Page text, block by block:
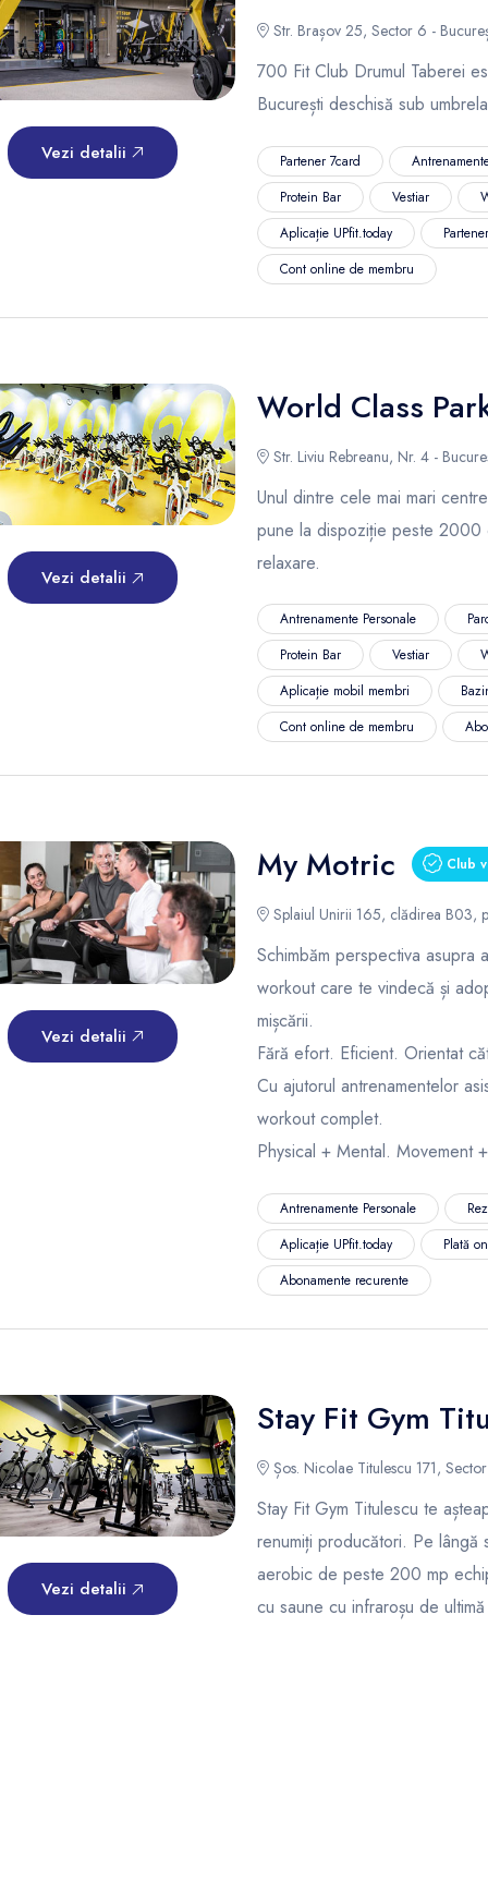
Vezi detalii
Str. Brașov 25, Sector 6 -
700 Fit Club Drumul Taberei
București deschisă sub
Partener 7card
Protein Bar
Vestiar
Aplicație UPfit.today
Cont online de membru
Vezi detalii
World Class
Str. Liviu Rebreanu, Nr. 4 -
Unul dintre cele mai mari
pune la dispoziție peste 2000
relaxare.
Antrenamente Personale
Protein Bar
Vestiar
Aplicație mobil membri
Cont online de membru
Vezi detalii
My Motric Club
Splaiul Unirii 165, clădirea B03,
Schimbăm perspectiva asupra
workout care te vindecă și
mișcării.
Fără efort. Eficient. Orientat
Cu ajutorul antrenamentelor
workout complet.
Physical + Mental. Movement
Antrenamente Personale
Aplicație UPfit.today
Plată
Abonamente recurente
Vezi detalii
Stay Fit Gym
Șos. Nicolae Titulescu 171,
Stay Fit Gym Titulescu te
renumiți producători. Pe
aerobic de peste 200 mp
cu saune cu infraroșu de